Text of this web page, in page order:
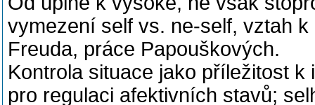
vymezení self vs. ne-self, vztah
Freuda, práce Papouškových.
Kontrola situace jako příležitost
pro regulaci afektivních stavů;